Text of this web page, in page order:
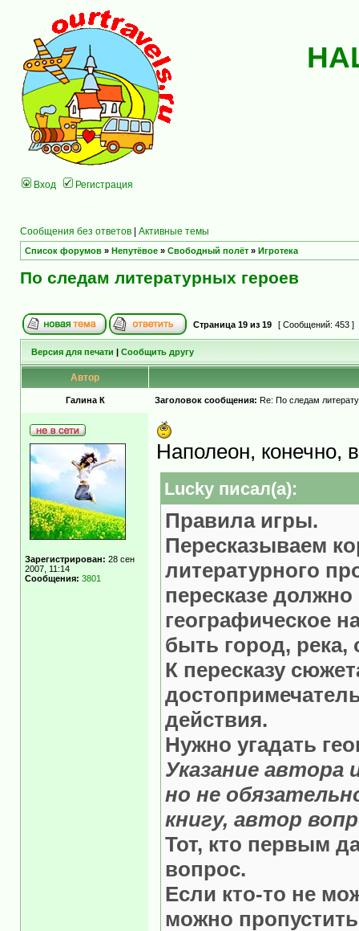
Вход Регистрация
Сообщения без ответов | Активные темы
Список форумов » Непутёвое » Свободный полёт » Игротека
По следам литературных героев
Страница 19 из 19 [ Сообщений: 453 ]
Версия для печати | Сообщить другу
Автор
Галина К Заголовок сообщения: Re: По следам
Зарегистрирован: 28 сен
2007, 11:14
Сообщения: 3801
Наполеон, конечно,
Lucky писал(а):
Правила игры.
Пересказываем
литературного
пересказе
географическое
быть город, река,
К пересказу
действия.
Нужно угадать
Указание автора
но не
книгу, автор
Тот, кто первым
вопрос.
Если кто-то не
можно